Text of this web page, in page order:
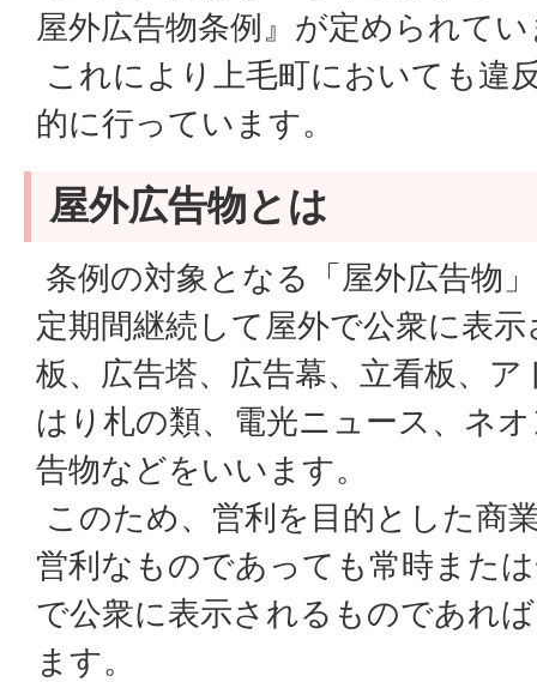
屋外広告物条例』が定められて
これにより上毛町においても違
的に行っています。
屋外広告物とは
条例の対象となる「屋外広告物
定期間継続して屋外で公衆に表
板、広告塔、広告幕、立看板、
はり札の類、電光ニュース、ネ
告物などをいいます。
このため、営利を目的とした商
営利なものであっても常時また
で公衆に表示されるものであれ
ます。